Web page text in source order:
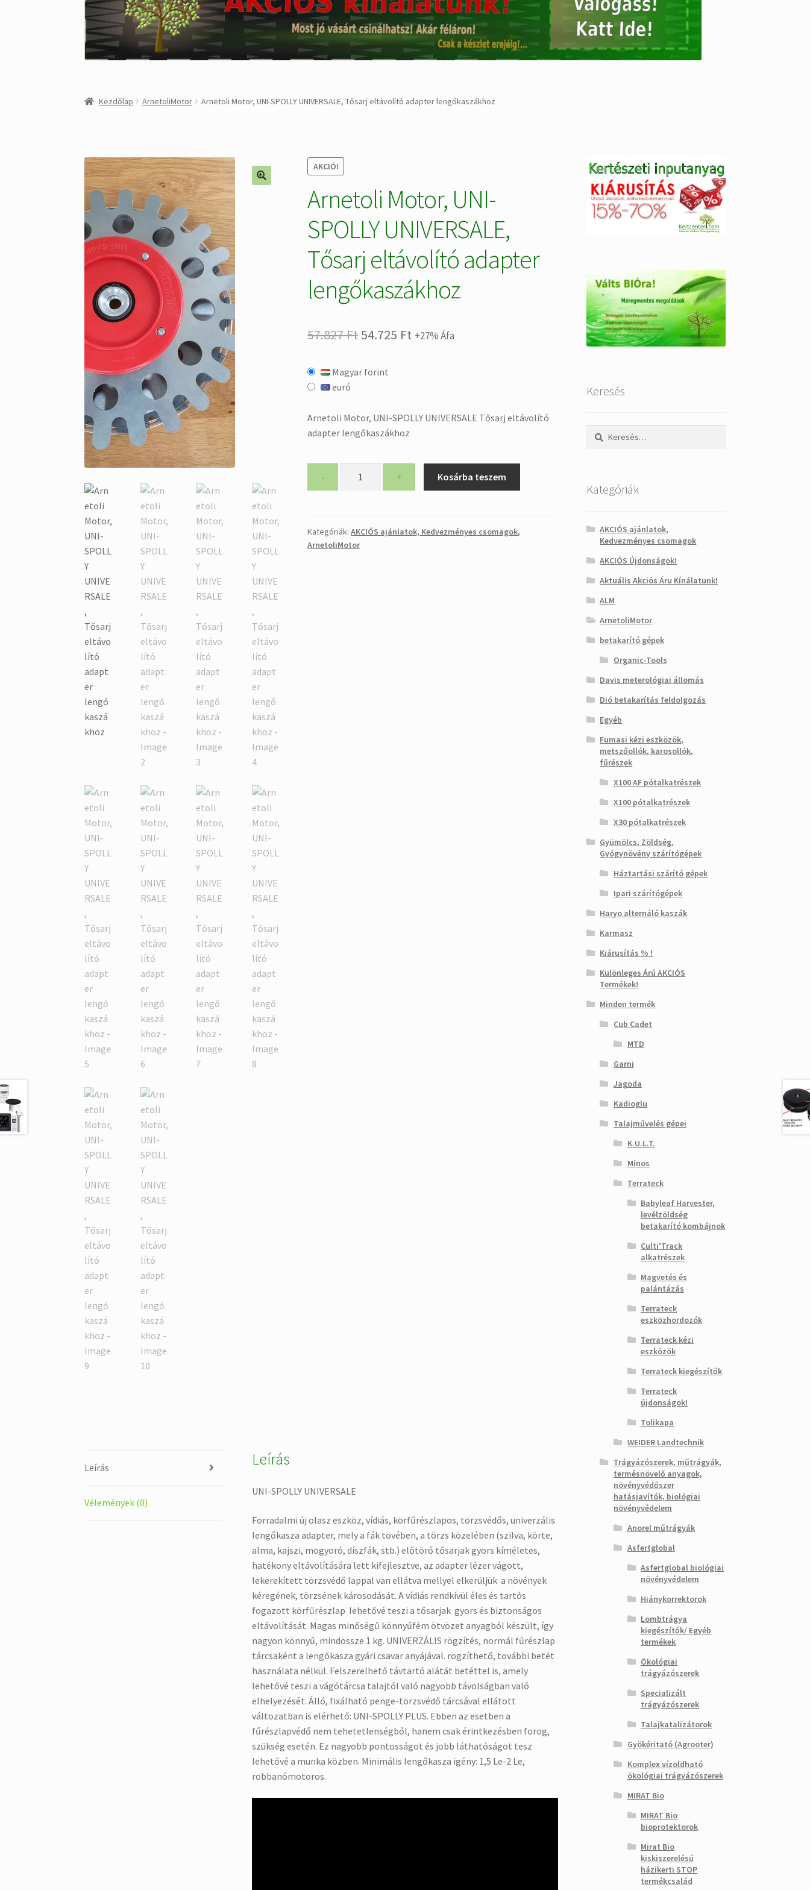
Kezdőlap ArnetoliMotor Arnetoli Motor, UNI-SPOLLY UNIVERSALE, Tősarj eltávolító adapter lengőkaszákhoz
AKCIÓ!
Arnetoli Motor, UNI-
SPOLLY UNIVERSALE,
Tősarj eltávolító adapter
lengőkaszákhoz
57.827Ft Original
was:
54.725 Ft Current
+27% Áfa
Magyar forint
euró
Arnetoli Motor, UNI-SPOLLY UNIVERSALE Tősarj eltávolító
adapter lengőkaszákhoz
-
UNIVERSALE,
Tősarj
+ Kosárba teszem
Kategóriák:AKCIÓS ajánlatok, Kedvezményes csomagok,
ArnetoliMotor
Leírás
Vélemények (0)
Leírás
UNI-SPOLLY UNIVERSALE
Forradalmi új olasz eszköz, vídiás, körfűrészlapos, törzsvédős, univerzális
lengőkasza adapter, mely a fák tövében, a törzs közelében (szilva, körte,
alma, kajszi, mogyoró, díszfák, stb.) előtörő tősarjak gyors kíméletes,
hatékony eltávolítására lett kifejlesztve, az adapter lézer vágott,
lekerekített törzsvédő lappal van ellátva mellyel elkerüljük a növények
kéregének, törzsének károsodását. A vídiás rendkívül éles és tartós
fogazott körfűrészlap lehetővé teszi a tősarjak gyors és biztonságos
eltávolítását. Magas minőségű könnyűfém ötvözet anyagból készült, így
nagyon könnyű, mindössze 1 kg. UNIVERZÁLIS rögzítés, normál fűrészlap
tárcsaként a lengőkasza gyári csavar anyájával. rögzíthető, további betét
használata nélkül. Felszerelhető távtartó alátát betéttel is, amely
lehetővé teszi a vágótárcsa talajtól való nagyobb távolságban való
elhelyezését. Álló, fixálható penge-törzsvédő tárcsával ellátott
változatban is elérhető: UNI-SPOLLY PLUS. Ebben az esetben a
fűrészlapvédő nem tehetetlenségből, hanem csak érintkezésben forog,
szükség esetén. Ez nagyobb pontosságot és jobb láthatóságot tesz
lehetővé a munka közben. Minimális lengőkasza igény: 1,5 Le-2 Le,
robbanómotoros.
Keresés
Keresés:
Kategóriák
AKCIÓS ajánlatok,
Kedvezményes csomagok
AKCIÓS Újdonságok!
Aktuális Akciós Áru Kínálatunk!
ALM
ArnetoliMotor
betakarító gépek
Organic-Tools
Davis meterológiai állomás
Dió betakarítás feldolgozás
Egyéb
Fumasi kézi eszközök,
metszőollók, karosollók,
fűrészek
X100 AF pótalkatrészek
X100 pótalkatrészek
X30 pótalkatrészek
Gyümölcs, Zöldség,
Gyógynövény szárítógépek
Háztartási szárító gépek
Ipari szárítógépek
Haryo alternáló kaszák
Karmasz
Kiárusítás % !
Különleges Árú AKCIÓS
Termékek!
Minden termék
Cub Cadet
MTD
Garni
Jagoda
Kadioglu
Talajművelés gépei
K.U.L.T.
Minos
Terrateck
Babyleaf Harvester,
levélzöldség
betakarító kombájnok
Culti'Track
alkatrészek
Magvetés és
palántázás
Terrateck
eszközhordozók
Terrateck kézi
eszközök
Terrateck kiegészítők
Terrateck
újdonságok!
Tolikapa
WEIDER Landtechnik
Trágyázószerek, műtrágyák,
termésnövelő anyagok,
növényvédőszer
hatásjavítók, biológiai
növényvédelem
Anorel műtrágyák
Asfertglobal
Asfertglobal biológiai
növényvédelem
Hiánykorrektorok
Lombtrágya
kiegészítők/ Egyéb
termékek
Ökológiai
trágyázószerek
Specializált
trágyázószerek
Talajkatalizátorok
Gyökéritató (Agrooter)
Komplex vízoldható
ökológiai trágyázószerek
MIRAT Bio
MIRAT Bio
bioprotektorok
Mirat Bio
kiskiszerelésű
házikerti STOP
termékcsalád